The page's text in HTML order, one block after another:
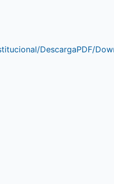
DescargaPDF/